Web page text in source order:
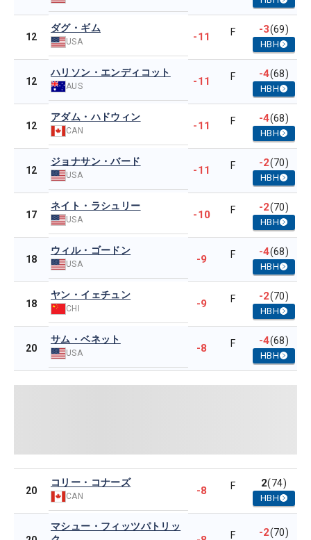
12
ダグ・ギム
USA -11 F -3(69)
HBH
12
ハリソン・エンディコット
AUS -11 F -4(68)
HBH
12
アダム・ハドウィン
CAN -11 F -4(68)
HBH
12
ジョナサン・バード
USA -11 F -2(70)
HBH
17
ネイト・ラシュリー
USA -10 F -2(70)
HBH
18
ウィル・ゴードン
USA -9 F -4(68)
HBH
18
ヤン・イェチュン
CHI -9 F -2(70)
HBH
20
サム・ベネット
USA -8 F -4(68)
HBH
20
コリー・コナーズ
CAN -8 F 2(74)
HBH
マシュー・フィッツパトリッ
F -2(70)